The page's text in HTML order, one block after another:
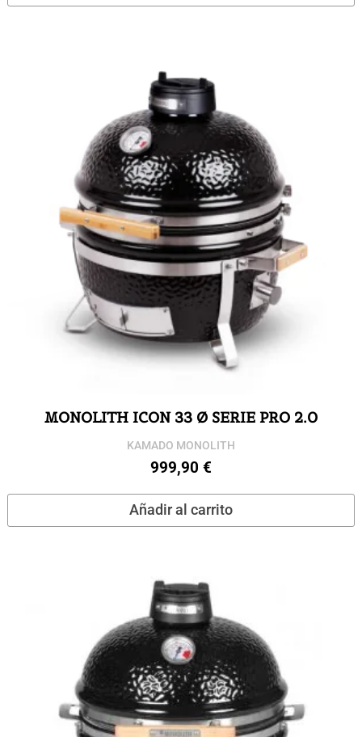
MONOLITH ICON 33 Ø SERIE PRO 2.0
KAMADO MONOLITH
999,90 €
Añadir al carrito